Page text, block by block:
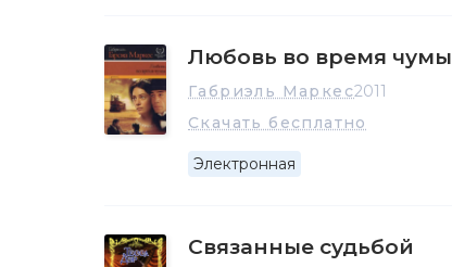
Любовь во время чумы
Габриэль Маркес2011
Скачать бесплатно
Электронная
Связанные судьбой